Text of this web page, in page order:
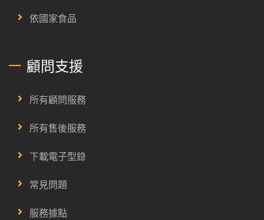
依國家食品
顧問支援
所有顧問服務
所有售後服務
下載電子型錄
常見問題
服務據點